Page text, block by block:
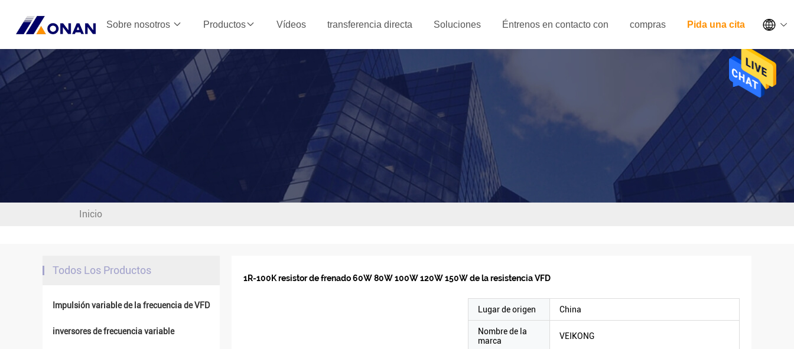
Sobre nosotros Productos Vídeos transferencia directa Soluciones Éntrenos en contacto con compras Pida una cita 
Inicio
Todos Los Productos
Impulsión variable de la frecuencia de VFD
inversores de frecuencia variable
1R-100K resistor de frenado 60W 80W 100W 120W 150W de la resistencia VFD
Lugar de origen China
Nombre de la
marca
VEIKONG